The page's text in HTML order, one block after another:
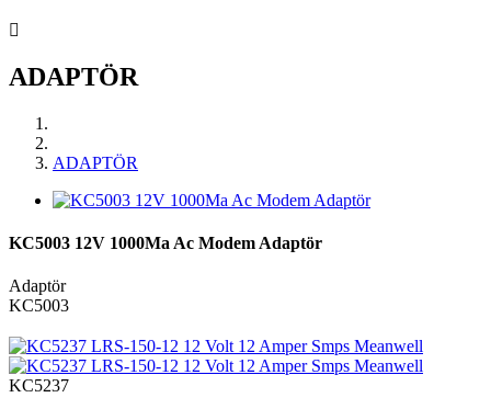
ADAPTÖR
ADAPTÖR
KC5003 12V 1000Ma Ac Modem Adaptör
Adaptör
KC5003
KC5237